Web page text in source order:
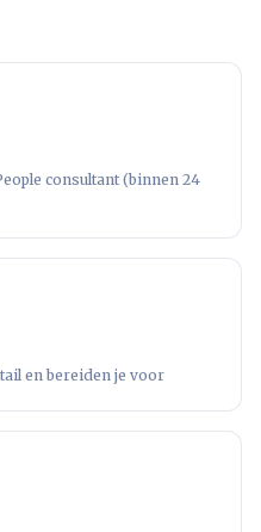
consultant (binnen 24
en bereiden je voor